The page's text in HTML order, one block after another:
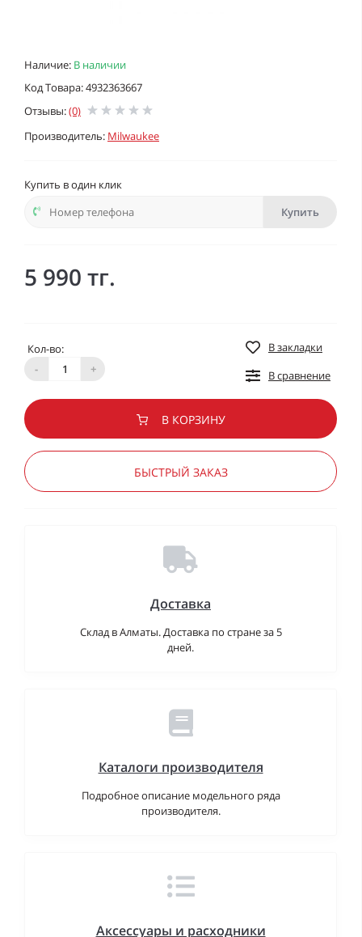
Наличие: В наличии
Код Товара: 4932363667
Отзывы:(0)
Производитель: Milwaukee
Купить в один клик
Купить
5 990 тг.
Кол-во:
-
+
В закладки
В сравнение
В КОРЗИНУ
БЫСТРЫЙ ЗАКАЗ
Доставка
Склад в Алматы. Доставка по стране за 5
дней.
Каталоги производителя
Подробное описание модельного ряда
производителя.
Аксессуары и расходники